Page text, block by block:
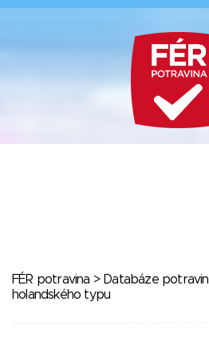
FÉR potravina > Databáze potravin
holandského typu